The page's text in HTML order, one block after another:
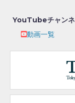
YouTubeチャン
動画一覧